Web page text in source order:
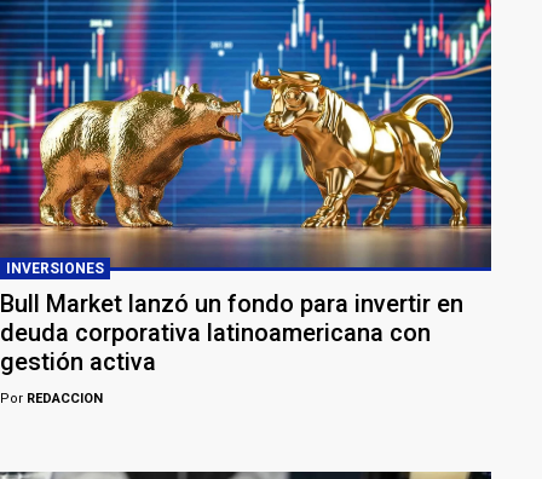
INVERSIONES
Bull Market lanzó un fondo para invertir en
deuda corporativa latinoamericana con
gestión activa
Por REDACCION